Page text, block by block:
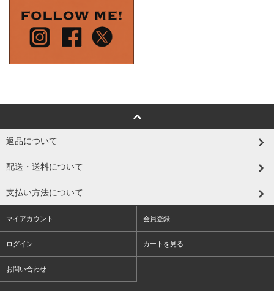
返品について
配送・送料について
支払い方法について
マイアカウント 会員登録
ログイン カートを見る
お問い合わせ